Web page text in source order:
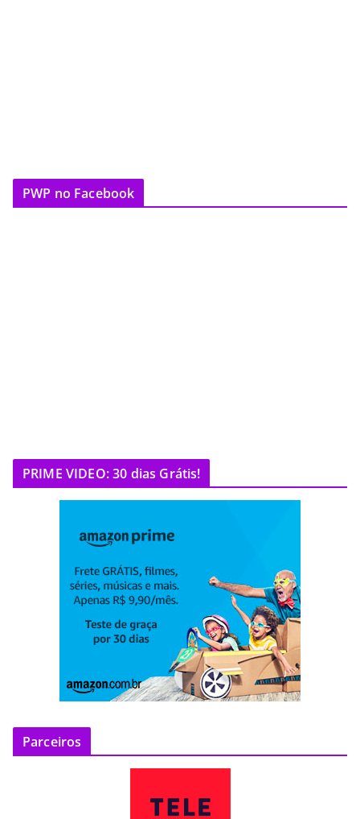
PWP no Facebook
PRIME VIDEO: 30 dias Grátis!
Parceiros